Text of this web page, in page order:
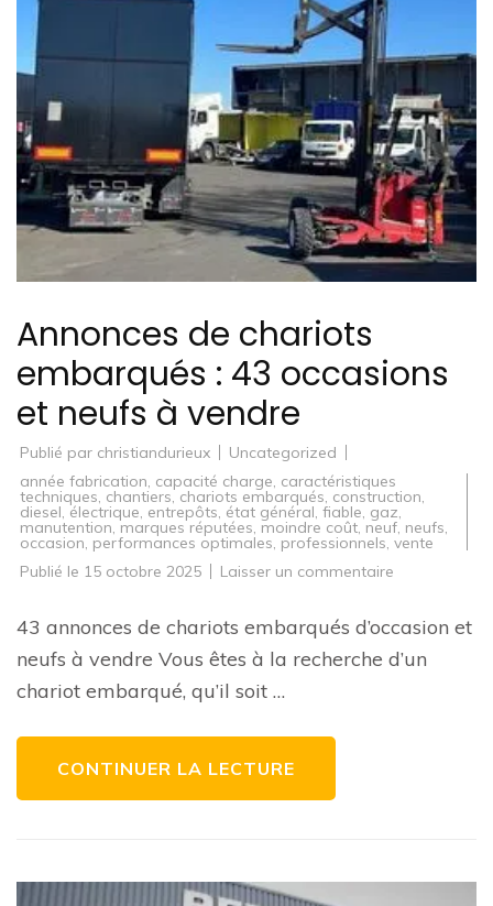
Annonces de chariots
embarqués : 43 occasions
et neufs à vendre
Publié par christiandurieux
Uncategorized
année fabrication, capacité charge, caractéristiques
techniques, chantiers, chariots embarqués, construction,
diesel, électrique, entrepôts, état général, fiable, gaz,
manutention, marques réputées, moindre coût, neuf, neufs,
occasion, performances optimales, professionnels, vente
Publié le 15 octobre 2025 Laisser un commentaire
chariots
embarqués
43
43 annonces de chariots embarqués d’occasion et
neufs à vendre Vous êtes à la recherche d’un
chariot embarqué, qu’il soit …
CONTINUER LA LECTURE